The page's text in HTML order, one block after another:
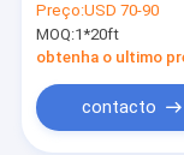
quadro de
Preço:USD 70-90
MOQ:1*20ft
obtenha o ultimo
contacto